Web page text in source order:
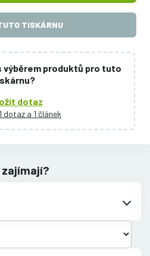
TISKÁRNU
produktů pro tuto
dotaz
dotaz a 1 článek